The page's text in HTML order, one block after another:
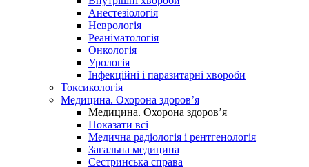
Анестезіологія
Неврологія
Реаніматологія
Онкологія
Урологія
Інфекційні і паразитарні хвороби
Токсикологія
Медицина. Охорона здоров’я
Медицина. Охорона здоров’я
Показати всі
Медична радіологія і рентгенологія
Загальна медицина
Сестринська справа